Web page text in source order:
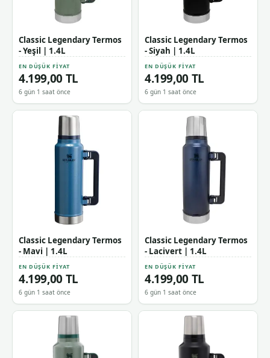
Classic Legendary Termos
- Yeşil | 1.4L
EN DÜŞÜK FIYAT
4.199,00 TL
6 gün 1 saat önce
Classic Legendary Termos
- Siyah | 1.4L
EN DÜŞÜK FIYAT
4.199,00 TL
6 gün 1 saat önce
Classic Legendary Termos
- Mavi | 1.4L
EN DÜŞÜK FIYAT
4.199,00 TL
6 gün 1 saat önce
Classic Legendary Termos
- Lacivert | 1.4L
EN DÜŞÜK FIYAT
4.199,00 TL
6 gün 1 saat önce